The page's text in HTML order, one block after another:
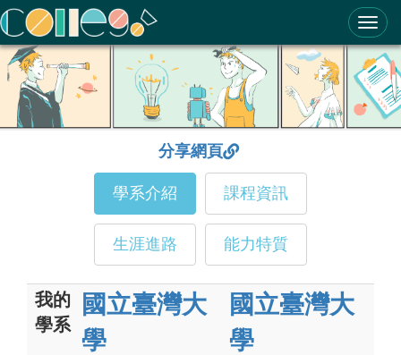
ColleGo! 大學選才與高中育才輔助系統
分享網頁
學系介紹 課程資訊
生涯進路 能力特質
我的
學系
國立臺灣大
學
國立臺灣大
學